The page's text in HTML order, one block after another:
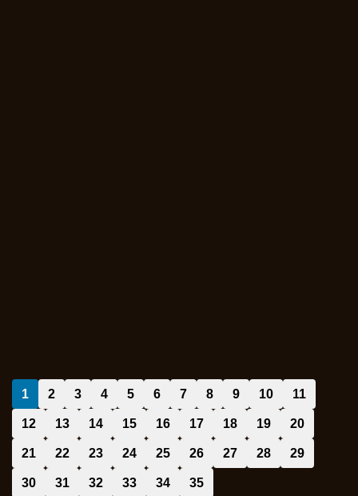
1 2 3 4 5 6 7 8 9 10 11
12 13 14 15 16 17 18 19 20
21 22 23 24 25 26 27 28 29
30 31 32 33 34 35